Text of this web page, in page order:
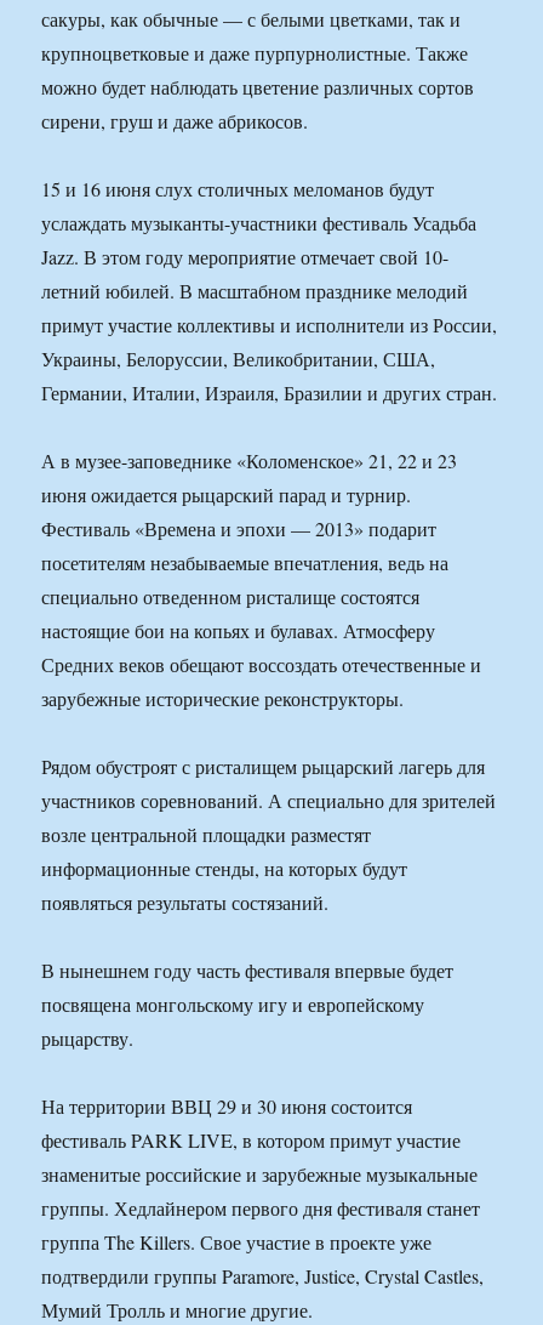
сакуры, как обычные — с белыми цветками, так и
крупноцветковые и даже пурпурнолистные. Также
можно будет наблюдать цветение различных сортов
сирени, груш и даже абрикосов.
15 и 16 июня слух столичных меломанов будут
услаждать музыканты-участники фестиваль Усадьба
Jazz. В этом году мероприятие отмечает свой 10-
летний юбилей. В масштабном празднике мелодий
примут участие коллективы и исполнители из России,
Украины, Белоруссии, Великобритании, США,
Германии, Италии, Израиля, Бразилии и других стран.
А в музее-заповеднике «Коломенское» 21, 22 и 23
июня ожидается рыцарский парад и турнир.
Фестиваль «Времена и эпохи — 2013» подарит
посетителям незабываемые впечатления, ведь на
специально отведенном ристалище состоятся
настоящие бои на копьях и булавах. Атмосферу
Средних веков обещают воссоздать отечественные и
зарубежные исторические реконструкторы.
Рядом обустроят с ристалищем рыцарский лагерь для
участников соревнований. А специально для зрителей
возле центральной площадки разместят
информационные стенды, на которых будут
появляться результаты состязаний.
В нынешнем году часть фестиваля впервые будет
посвящена монгольскому игу и европейскому
рыцарству.
На территории ВВЦ 29 и 30 июня состоится
фестиваль PARK LIVE, в котором примут участие
знаменитые российские и зарубежные музыкальные
группы. Хедлайнером первого дня фестиваля станет
группа The Killers. Свое участие в проекте уже
подтвердили группы Paramore, Justice, Crystal Castles,
Мумий Тролль и многие другие.